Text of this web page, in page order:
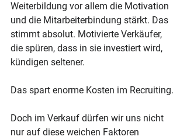
Weiterbildung vor allem die Motivation
und die Mitarbeiterbindung stärkt. Das
stimmt absolut. Motivierte Verkäufer,
die spüren, dass in sie investiert wird,
kündigen seltener.
Das spart enorme Kosten im Recruiting.
Doch im Verkauf dürfen wir uns nicht
nur auf diese weichen Faktoren